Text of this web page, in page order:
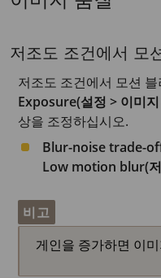
저조도 조건에서 모
저조도 조건에서 모션
Exposure(설정 > 이미
상을 조정하십시오.
Blur-noise trade-
Low motion blur(
비고
게인을 증가하면 이